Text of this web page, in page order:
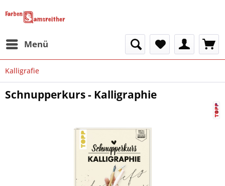
Menü
Kalligrafie
Schnupperkurs - Kalligraphie